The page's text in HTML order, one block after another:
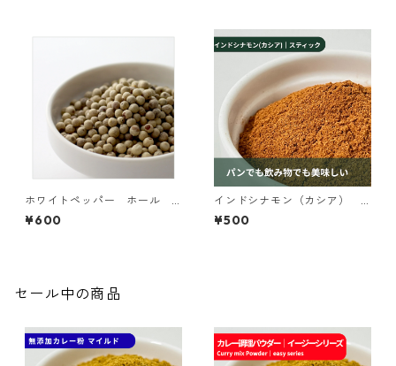
ホワイトペッパー ホール 2
5ｇ【オーガニック】
¥600
インドシナモン（カシア）
パウダー 25g【オーガニッ
ク】
¥500
セール中の商品